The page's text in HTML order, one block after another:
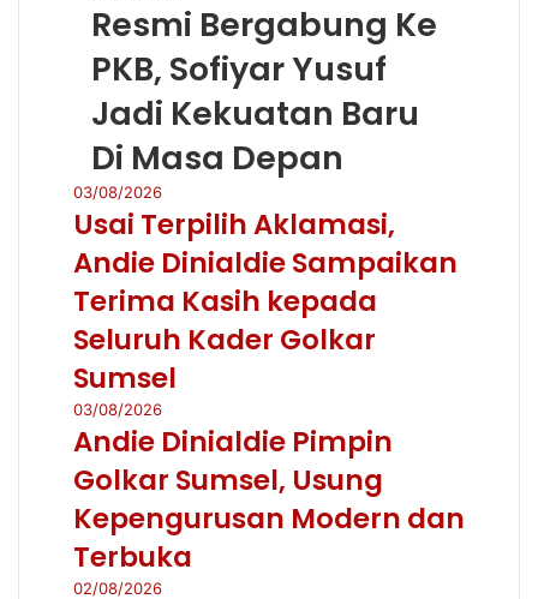
Resmi Bergabung Ke
PKB, Sofiyar Yusuf
Jadi Kekuatan Baru
Di Masa Depan
03/08/2026
Usai Terpilih Aklamasi,
Andie Dinialdie Sampaikan
Terima Kasih kepada
Seluruh Kader Golkar
Sumsel
03/08/2026
Andie Dinialdie Pimpin
Golkar Sumsel, Usung
Kepengurusan Modern dan
Terbuka
02/08/2026